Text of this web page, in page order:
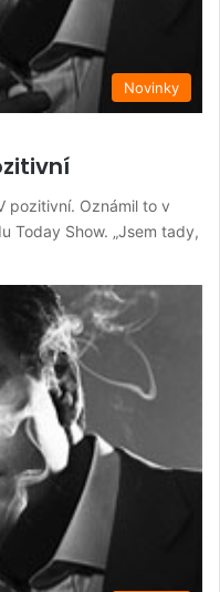
Novinky
pozitivní. Oznámil to v
Today Show. „Jsem tady,